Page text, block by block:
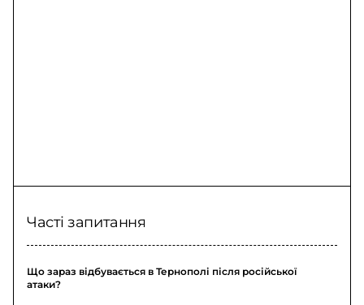
Часті запитання
Що зараз відбувається в Тернополі після російської
атаки?